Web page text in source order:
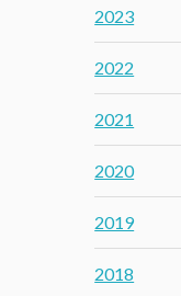
2023
2022
2021
2020
2019
2018